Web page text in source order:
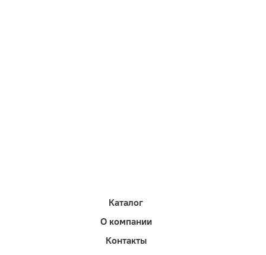
Каталог
О компании
Контакты